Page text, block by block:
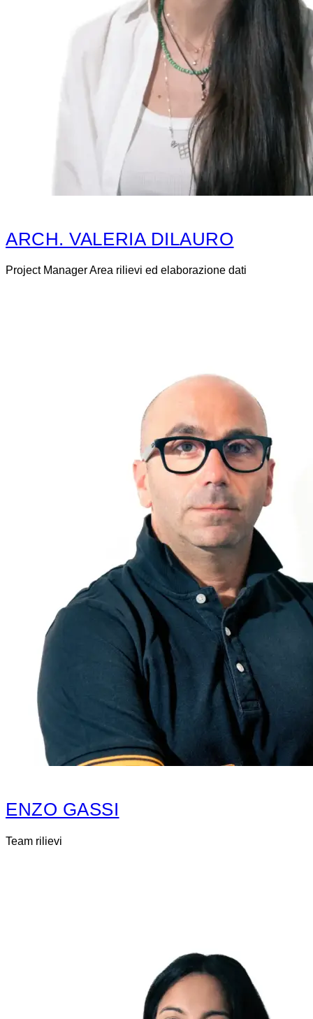
ARCH. VALERIA DILAURO
Project Manager Area rilievi ed elaborazione dati
ENZO GASSI
Team rilievi